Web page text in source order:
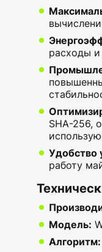
расходы и
SHA-256,
Удобство
работу
Модель:
Алгоритм: